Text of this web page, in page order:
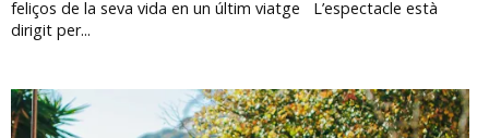
feliços de la seva vida en un últim viatge L’espectacle està
dirigit per...